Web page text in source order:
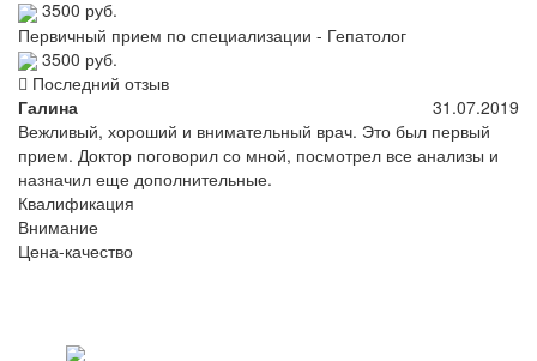
3500 руб.
Первичный прием по специализации - Гепатолог
3500 руб.
Последний отзыв
Галина
31.07.2019
Вежливый, хороший и внимательный врач. Это был первый
прием. Доктор поговорил со мной, посмотрел все анализы и
назначил еще дополнительные.
Квалификация
Внимание
Цена-качество